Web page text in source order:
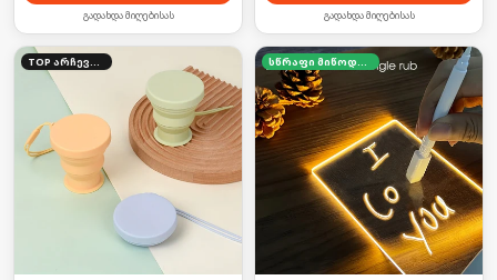
გადახდა მიღებისას გადახდა მიღებისას